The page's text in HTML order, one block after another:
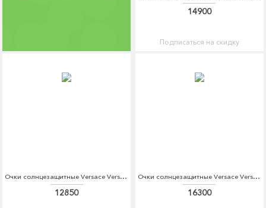
14900
Подписаться на скидку
Очки солнцезащитные Versace Versace VE110DWDBDT5
12850
Очки солнцезащитные Versace Versace VE110DWDBDU0
16300